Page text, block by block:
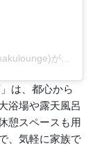
おふろの王様和光店 公式アカウント(@kamakulounge)がシェアした投稿
は、都心から
浴場や露天風呂
憩スペースも用
、気軽に家族で